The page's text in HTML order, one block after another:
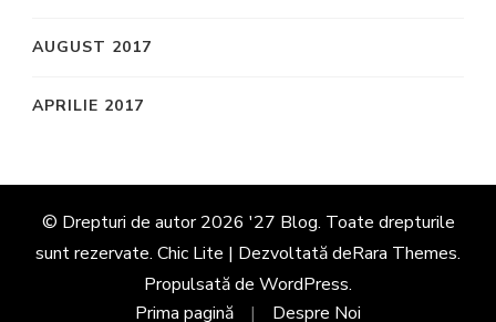
AUGUST 2017
APRILIE 2017
© Drepturi de autor 2026 '27 Blog. Toate drepturile
sunt rezervate. Chic Lite | Dezvoltată deRara Themes.
Propulsată de WordPress.
Prima pagină
Despre Noi